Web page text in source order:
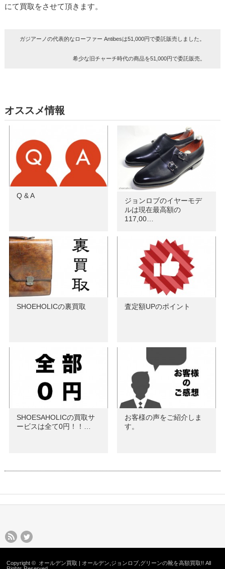
にて買取をさせて頂きます。
ガジアーノの代表的なローファー Antibesは51,000円で委託販売しました。
希少な旧チャーチ時代の商品を51,000円で委託販売。
オススメ情報
Q & A
ジョンロブのイヤーモデ
ルは現在最高額の
117,00…
SHOEHOLICの裏買取 査定額UPのポイント
SHOESAHOLICの買取サ
ービスは全て0円！！…
お客様の声をご紹介しま
す。
Copyright © オールデン買取 | オールデン,ジョンロブ,グリーンの靴を高額買取!! All